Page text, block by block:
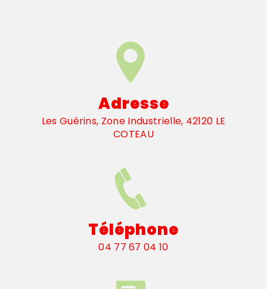
Adresse
Les Guérins, Zone Industrielle, 42120 LE
COTEAU
Téléphone
04 77 67 04 10